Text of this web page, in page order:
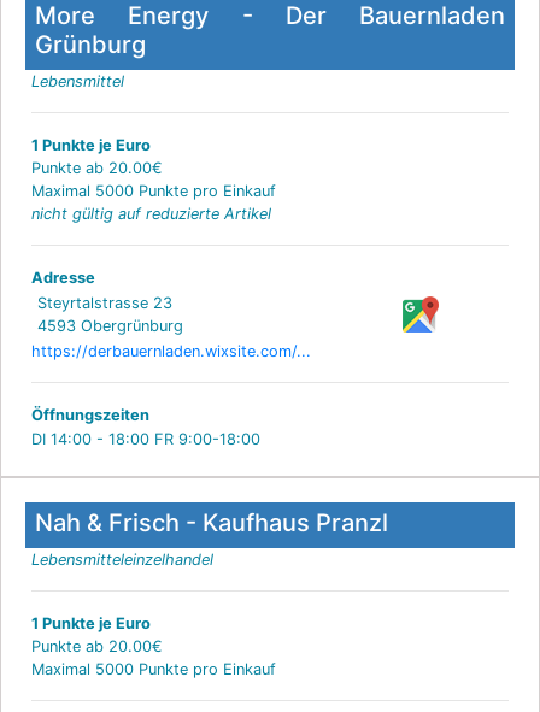
More Energy - Der Bauernladen
Grünburg
Lebensmittel
1 Punkte je Euro
Punkte ab 20.00€
Maximal 5000 Punkte pro Einkauf
nicht gültig auf reduzierte Artikel
Adresse
Steyrtalstrasse 23
4593 Obergrünburg
https://derbauernladen.wixsite.com/...
Öffnungszeiten
DI 14:00 - 18:00 FR 9:00-18:00
Nah & Frisch - Kaufhaus Pranzl
Lebensmitteleinzelhandel
1 Punkte je Euro
Punkte ab 20.00€
Maximal 5000 Punkte pro Einkauf